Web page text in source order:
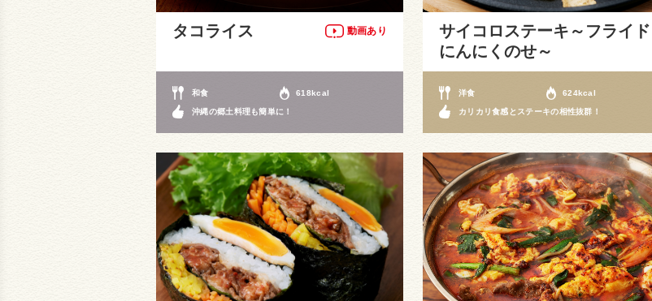
タコライス 動画あり
和食 618kcal
沖縄の郷土料理も簡単に！
サイコロステーキ～フライド
にんにくのせ～
洋食 624kcal
カリカリ食感とステーキの相性抜群！